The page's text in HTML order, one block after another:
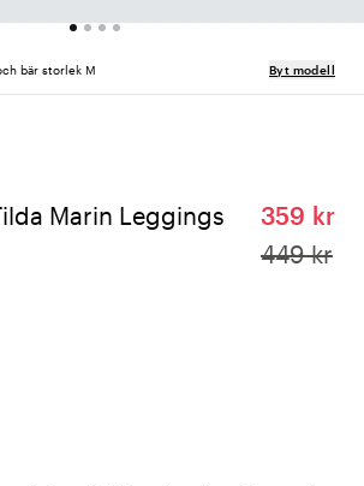
bär storlek M Byt modell
Marin Leggings
359 kr
449 kr